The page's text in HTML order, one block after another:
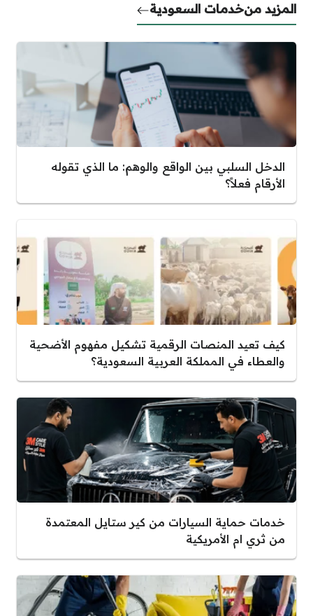
المزيد منخدمات السعودية
الدخل السلبي بين الواقع والوهم: ما الذي تقوله
الأرقام فعلاً؟
كيف تعيد المنصات الرقمية تشكيل مفهوم الأضحية
والعطاء في المملكة العربية السعودية؟
خدمات حماية السيارات من كير ستايل المعتمدة
من ثري ام الأمريكية